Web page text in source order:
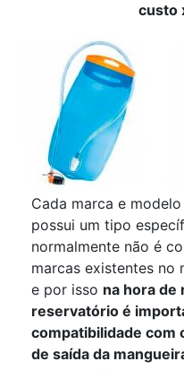
custo
Cada marca e
possui um tipo
normalmente não é
marcas existentes no
e por isso na hora de
reservatório é
compatibilidade com
de saída da